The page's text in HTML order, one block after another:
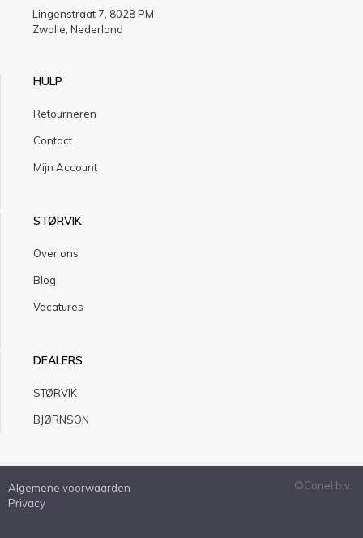
Lingenstraat 7, 8028 PM
Zwolle, Nederland
HULP
Retourneren
Contact
Mijn Account
STØRVIK
Over ons
Blog
Vacatures
DEALERS
STØRVIK
BJØRNSON
Algemene voorwaarden
Privacy
©Conel b.v..